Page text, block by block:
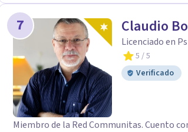
diplomado latinoamericano en
del CPPCR. Actualmente labora en clínica
Ramón de Alajuela.
7 Claudio
Licenciado en
5 / 5
Verificado
Miembro de la Red Communitas. Cuento